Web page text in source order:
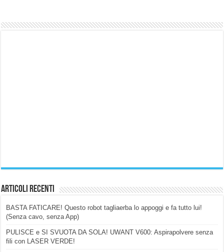
Articoli Recenti
BASTA FATICARE! Questo robot tagliaerba lo appoggi e fa tutto lui!
(Senza cavo, senza App)
PULISCE e SI SVUOTA DA SOLA! UWANT V600: Aspirapolvere senza
fili con LASER VERDE!